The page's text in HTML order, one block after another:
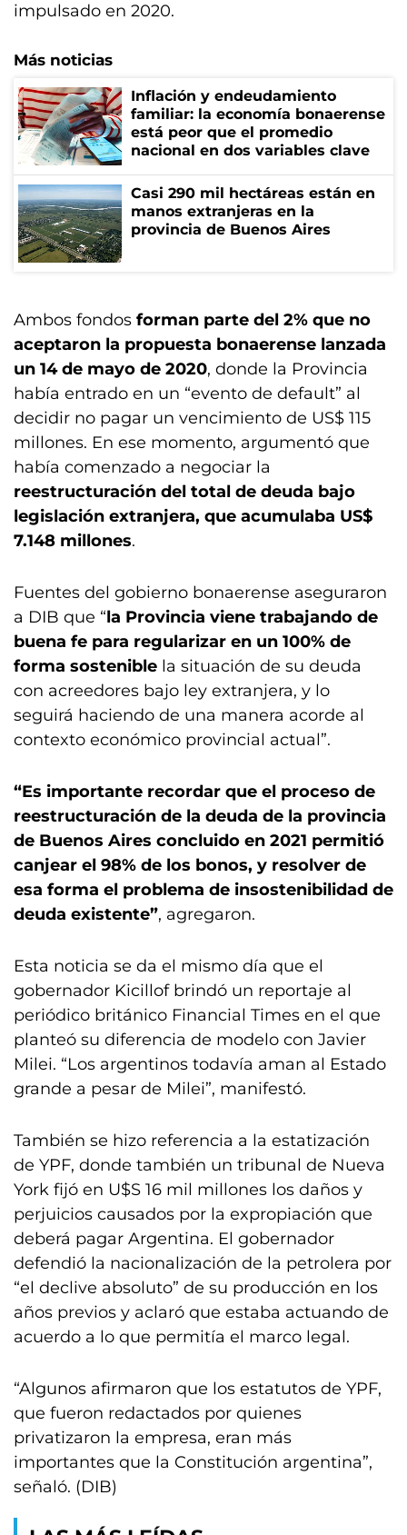
impulsado en 2020.
Más noticias
Inflación y endeudamiento
familiar: la economía bonaerense
está peor que el promedio
nacional en dos variables clave
Casi 290 mil hectáreas están en
manos extranjeras en la
provincia de Buenos Aires
Ambos fondos forman parte del 2% que no
aceptaron la propuesta bonaerense lanzada
un 14 de mayo de 2020, donde la Provincia
había entrado en un “evento de default” al
decidir no pagar un vencimiento de US$ 115
millones. En ese momento, argumentó que
había comenzado a negociar la
reestructuración del total de deuda bajo
legislación extranjera, que acumulaba US$
7.148 millones.
Fuentes del gobierno bonaerense aseguraron
a DIB que “la Provincia viene trabajando de
buena fe para regularizar en un 100% de
forma sostenible la situación de su deuda
con acreedores bajo ley extranjera, y lo
seguirá haciendo de una manera acorde al
contexto económico provincial actual”.
“Es importante recordar que el proceso de
reestructuración de la deuda de la provincia
de Buenos Aires concluido en 2021 permitió
canjear el 98% de los bonos, y resolver de
esa forma el problema de insostenibilidad de
deuda existente”, agregaron.
Esta noticia se da el mismo día que el
gobernador Kicillof brindó un reportaje al
periódico británico Financial Times en el que
planteó su diferencia de modelo con Javier
Milei. “Los argentinos todavía aman al Estado
grande a pesar de Milei”, manifestó.
También se hizo referencia a la estatización
de YPF, donde también un tribunal de Nueva
York fijó en U$S 16 mil millones los daños y
perjuicios causados por la expropiación que
deberá pagar Argentina. El gobernador
defendió la nacionalización de la petrolera por
“el declive absoluto” de su producción en los
años previos y aclaró que estaba actuando de
acuerdo a lo que permitía el marco legal.
“Algunos afirmaron que los estatutos de YPF,
que fueron redactados por quienes
privatizaron la empresa, eran más
importantes que la Constitución argentina”,
señaló. (DIB)